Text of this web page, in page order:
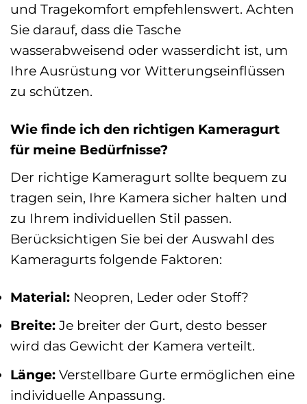
und Tragekomfort empfehlenswert. Achten
Sie darauf, dass die Tasche
wasserabweisend oder wasserdicht ist, um
Ihre Ausrüstung vor Witterungseinflüssen
zu schützen.
Wie finde ich den richtigen Kameragurt
für meine Bedürfnisse?
Der richtige Kameragurt sollte bequem zu
tragen sein, Ihre Kamera sicher halten und
zu Ihrem individuellen Stil passen.
Berücksichtigen Sie bei der Auswahl des
Kameragurts folgende Faktoren:
Material: Neopren, Leder oder Stoff?
Breite: Je breiter der Gurt, desto besser
wird das Gewicht der Kamera verteilt.
Länge: Verstellbare Gurte ermöglichen eine
individuelle Anpassung.